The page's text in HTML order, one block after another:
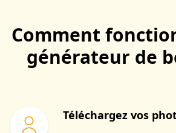
Comment
générateur de
Téléchargez vos